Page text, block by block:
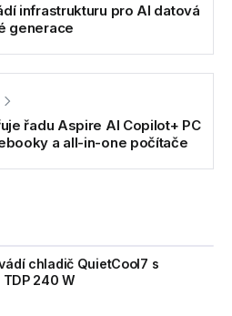
infrastrukturu pro AI datová
generace
řadu Aspire AI Copilot+ PC
a all-in-one počítače
chladič QuietCool7 s
240 W